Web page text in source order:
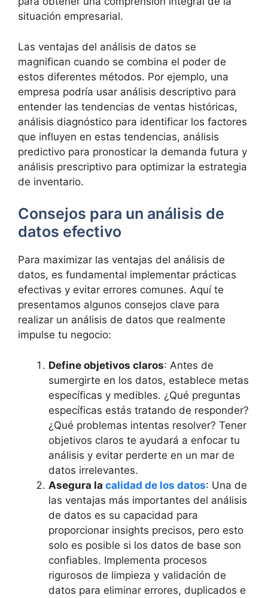
situación empresarial.
Las ventajas del análisis de datos se
magnifican cuando se combina el poder de
estos diferentes métodos. Por ejemplo, una
empresa podría usar análisis descriptivo para
entender las tendencias de ventas históricas,
análisis diagnóstico para identificar los factores
que influyen en estas tendencias, análisis
predictivo para pronosticar la demanda futura y
análisis prescriptivo para optimizar la estrategia
de inventario.
Consejos para un análisis de
datos efectivo
Para maximizar las ventajas del análisis de
datos, es fundamental implementar prácticas
efectivas y evitar errores comunes. Aquí te
presentamos algunos consejos clave para
realizar un análisis de datos que realmente
impulse tu negocio:
Define objetivos claros: Antes de
sumergirte en los datos, establece metas
específicas y medibles. ¿Qué preguntas
específicas estás tratando de responder?
¿Qué problemas intentas resolver? Tener
objetivos claros te ayudará a enfocar tu
análisis y evitar perderte en un mar de
datos irrelevantes.
Asegura la calidad de los datos: Una de
las ventajas más importantes del análisis
de datos es su capacidad para
proporcionar insights precisos, pero esto
solo es posible si los datos de base son
confiables. Implementa procesos
rigurosos de limpieza y validación de
datos para eliminar errores, duplicados e